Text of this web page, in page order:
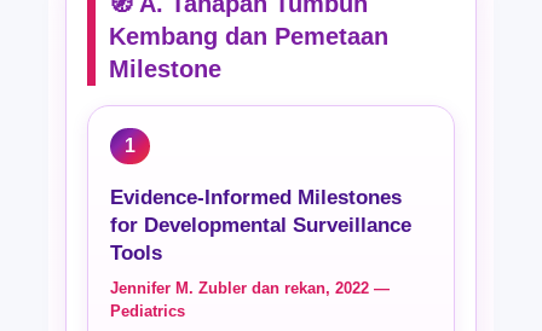
Kembang dan Pemetaan
Milestone
1
Evidence-Informed Milestones
for Developmental Surveillance
Tools
Jennifer M. Zubler dan rekan, 2022 —
Pediatrics